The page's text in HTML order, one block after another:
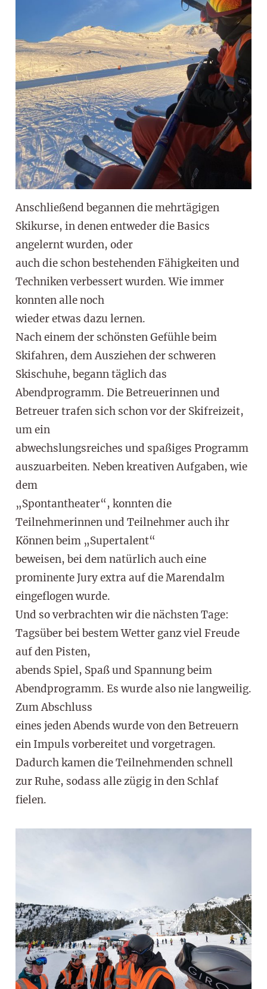
Anschließend begannen die mehrtägigen
Skikurse, in denen entweder die Basics
angelernt wurden, oder
auch die schon bestehenden Fähigkeiten und
Techniken verbessert wurden. Wie immer
konnten alle noch
wieder etwas dazu lernen.
Nach einem der schönsten Gefühle beim
Skifahren, dem Ausziehen der schweren
Skischuhe, begann täglich das
Abendprogramm. Die Betreuerinnen und
Betreuer trafen sich schon vor der Skifreizeit,
um ein
abwechslungsreiches und spaßiges Programm
auszuarbeiten. Neben kreativen Aufgaben, wie
dem
„Spontantheater“, konnten die
Teilnehmerinnen und Teilnehmer auch ihr
Können beim „Supertalent“
beweisen, bei dem natürlich auch eine
prominente Jury extra auf die Marendalm
eingeflogen wurde.
Und so verbrachten wir die nächsten Tage:
Tagsüber bei bestem Wetter ganz viel Freude
auf den Pisten,
abends Spiel, Spaß und Spannung beim
Abendprogramm. Es wurde also nie langweilig.
Zum Abschluss
eines jeden Abends wurde von den Betreuern
ein Impuls vorbereitet und vorgetragen.
Dadurch kamen die Teilnehmenden schnell
zur Ruhe, sodass alle zügig in den Schlaf
fielen.